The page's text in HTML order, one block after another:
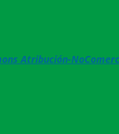
Atribución-